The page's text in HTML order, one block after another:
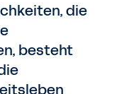
die
besteht